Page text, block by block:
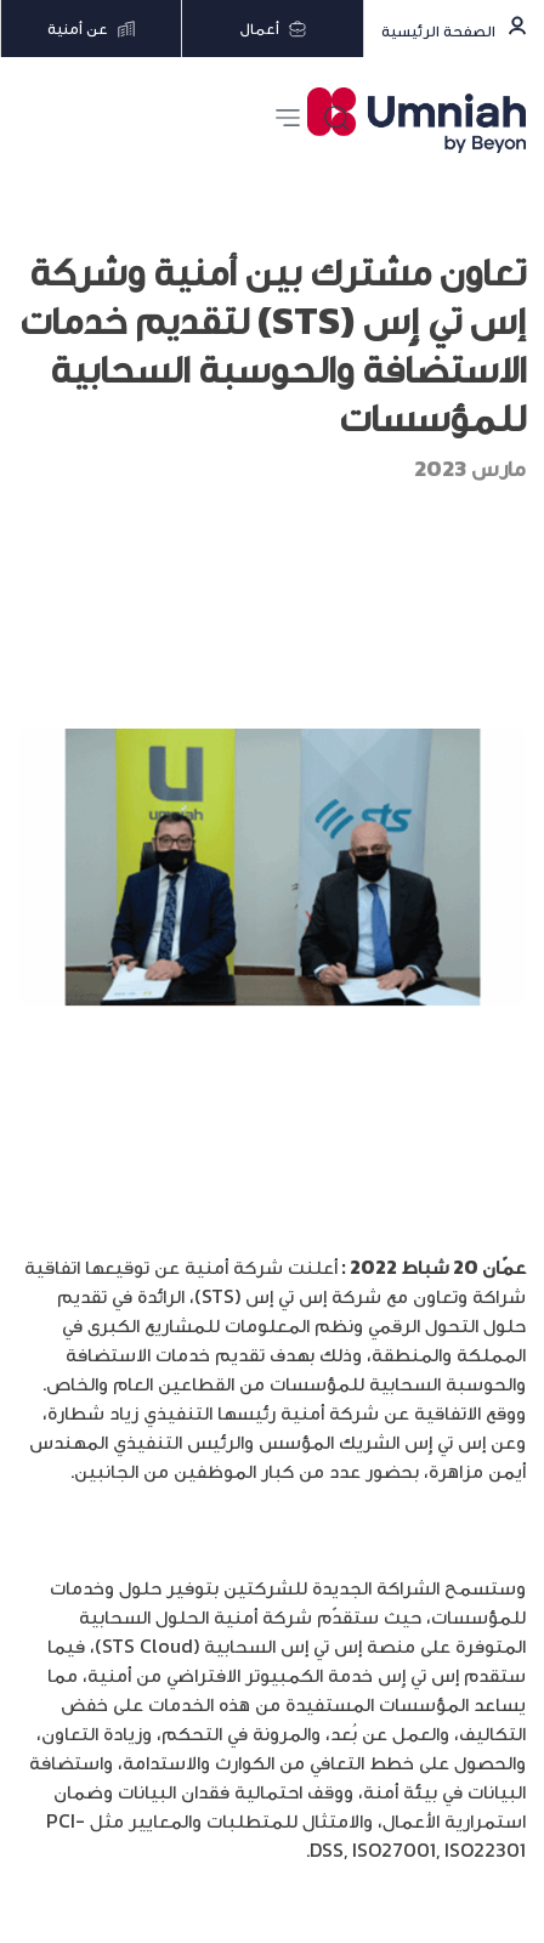
الصفحة الرئيسية أعمال عن أمنية
تعاون مشترك بين أمنية وشركة
إس تي إٍس (STS) لتقديم خدمات
الاستضافة والحوسبة السحابية
للمؤسسات
مارس 2023
عمّان 20 شباط 2022 :
أعلنت شركة أمنية عن توقيعها اتفاقية
شراكة وتعاون مع شركة إس تي إس (STS)، الرائدة في تقديم
حلول التحول الرقمي ونظم المعلومات للمشاريع الكبرى في
المملكة والمنطقة، وذلك بهدف تقديم خدمات الاستضافة
والحوسبة السحابية للمؤسسات من القطاعين العام والخاص.
ووقع الاتفاقية عن شركة أمنية رئيسها التنفيذي زياد شطارة،
وعن إس تي إٍس الشريك المؤسس والرئيس التنفيذي المهندس
أيمن مزاهرة، بحضور عدد من كبار الموظفين من الجانبين.
وستسمح الشراكة الجديدة للشركتين بتوفير حلول وخدمات
للمؤسسات، حيث ستقدّم شركة أمنية الحلول السحابية
المتوفرة على منصة إس تي إس السحابية (STS Cloud)، فيما
ستقدم إس تي إٍس خدمة الكمبيوتر الافتراضي من أمنية، مما
يساعد المؤسسات المستفيدة من هذه الخدمات على خفض
التكاليف، والعمل عن بُعد، والمرونة في التحكم، وزيادة التعاون،
والحصول على خطط التعافي من الكوارث والاستدامة، واستضافة
البيانات في بيئة أمنة، ووقف احتمالية فقدان البيانات وضمان
استمرارية الأعمال، والامتثال للمتطلبات والمعايير مثل PCI-
DSS, ISO27001, ISO22301.